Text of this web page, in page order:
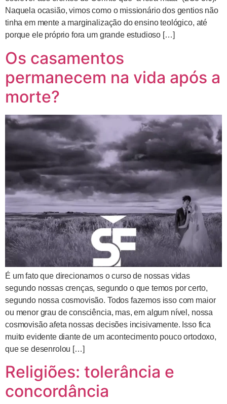
Naquela ocasião, vimos como o missionário dos gentios não
tinha em mente a marginalização do ensino teológico, até
porque ele próprio fora um grande estudioso […]
Os casamentos
permanecem na vida após a
morte?
É um fato que direcionamos o curso de nossas vidas
segundo nossas crenças, segundo o que temos por certo,
segundo nossa cosmovisão. Todos fazemos isso com maior
ou menor grau de consciência, mas, em algum nível, nossa
cosmovisão afeta nossas decisões incisivamente. Isso fica
muito evidente diante de um acontecimento pouco ortodoxo,
que se desenrolou […]
Religiões: tolerância e
concordância